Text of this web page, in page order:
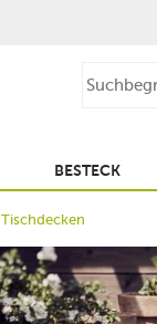
BESTECK
Tischdecken